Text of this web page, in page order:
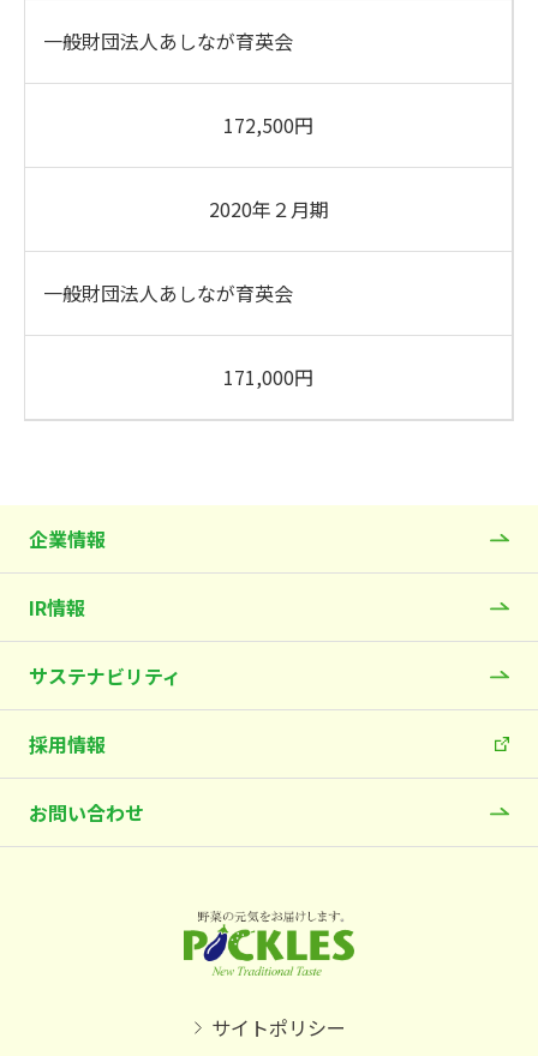
一般財団法人あしなが育英会
172,500円
2020年２月期
一般財団法人あしなが育英会
171,000円
企業情報
IR情報
サステナビリティ
採用情報
お問い合わせ
サイトポリシー